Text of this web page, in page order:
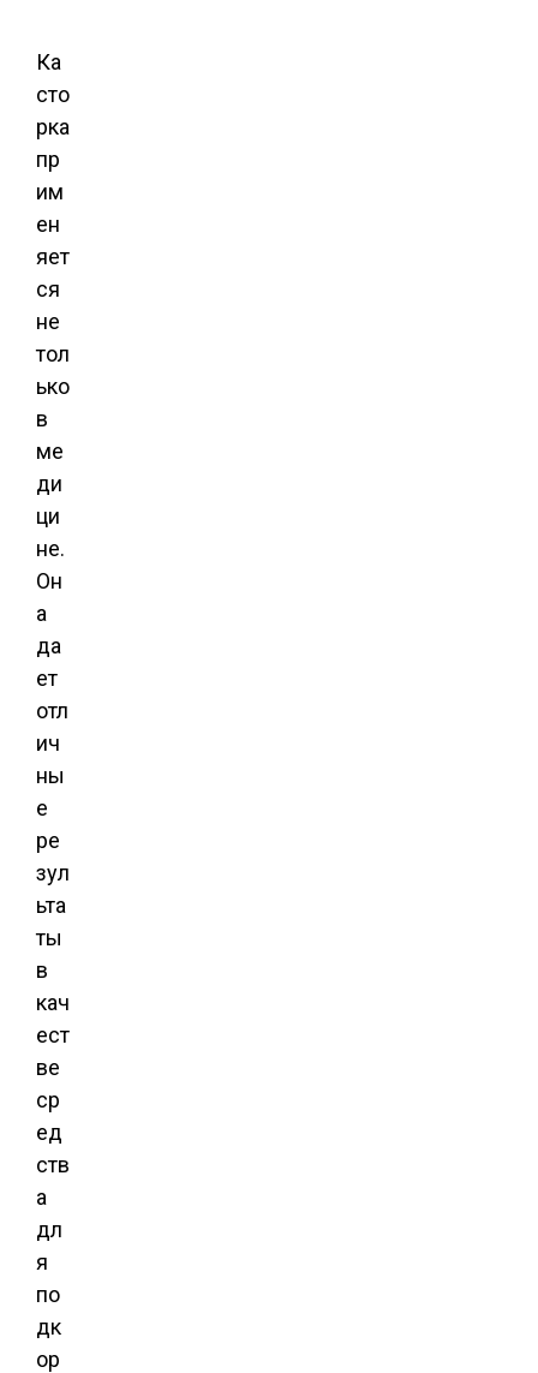
Ка
сто
рка
пр
им
ен
яет
ся
не
тол
ько
в
ме
ди
ци
не.
Он
а
да
ет
отл
ич
ны
е
ре
зул
ьта
ты
в
кач
ест
ве
ср
ед
ств
а
дл
я
по
дк
ор